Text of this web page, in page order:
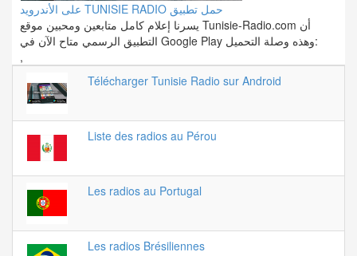
على الأندرويد TUNISIE RADIO حمل تطبيق
يسرنا إعلام كامل متابعين ومحبين موقع Tunisie-Radio.com أن
التطبيق الرسمي متاح الآن في Google Play وهذه وصلة التحميل:
,
Télécharger Tunisie Radio sur Android
Liste des radios au Pérou
Les radios au Portugal
Les radios Brésiliennes